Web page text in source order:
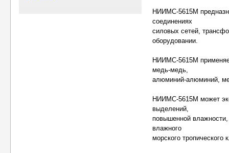
НИИМС-5615М
соединениях
силовых сетей,
оборудовании.
НИИМС-5615М
медь-медь,
алюминий-алюминий,
НИИМС-5615М может
выделений,
повышенной
влажного
морского тропического